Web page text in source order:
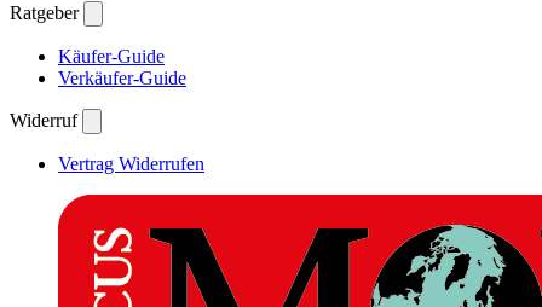
Ratgeber
Käufer-Guide
Verkäufer-Guide
Widerruf
Vertrag Widerrufen